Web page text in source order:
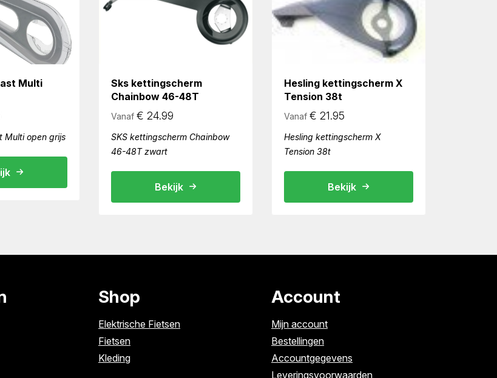
Multi
Multi open grijs
Sks kettingscherm
Chainbow 46-48T
Vanaf € 24.99
SKS kettingscherm Chainbow
46-48T zwart
Bekijk
Hesling kettingscherm X
Tension 38t
Vanaf € 21.95
Hesling kettingscherm X
Tension 38t
Bekijk
Shop
Elektrische Fietsen
Fietsen
Kleding
Account
Mijn account
Bestellingen
Accountgegevens
Leveringsvoorwaarden